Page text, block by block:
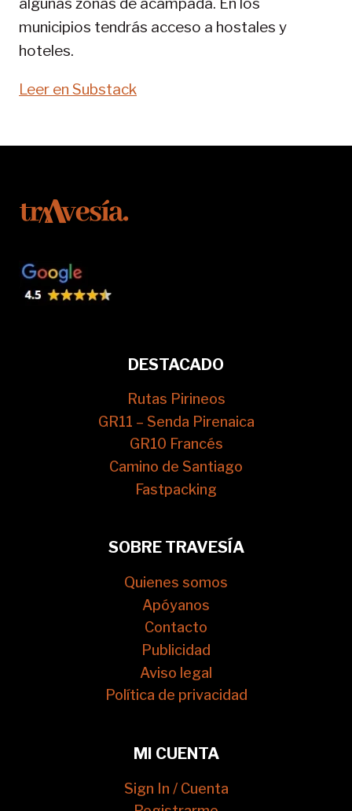
municipios tendrás acceso a hostales y
hoteles.
Leer en Substack
DESTACADO
Rutas Pirineos
GR11 – Senda Pirenaica
GR10 Francés
Camino de Santiago
Fastpacking
SOBRE TRAVESÍA
Quienes somos
Apóyanos
Contacto
Publicidad
Aviso legal
Política de privacidad
MI CUENTA
Sign In / Cuenta